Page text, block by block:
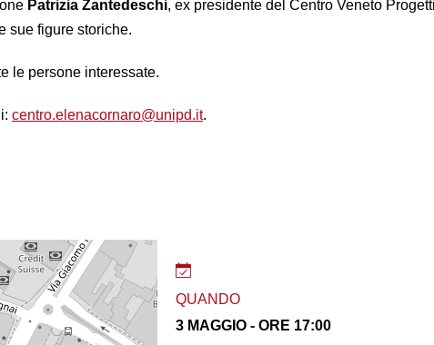
Patrizia Zantedeschi, ex presidente del Centro Veneto Progetti
sue figure storiche.
le persone interessate.
centro.elenacornaro@unipd.it.
QUANDO
3 MAGGIO - ORE 17:00